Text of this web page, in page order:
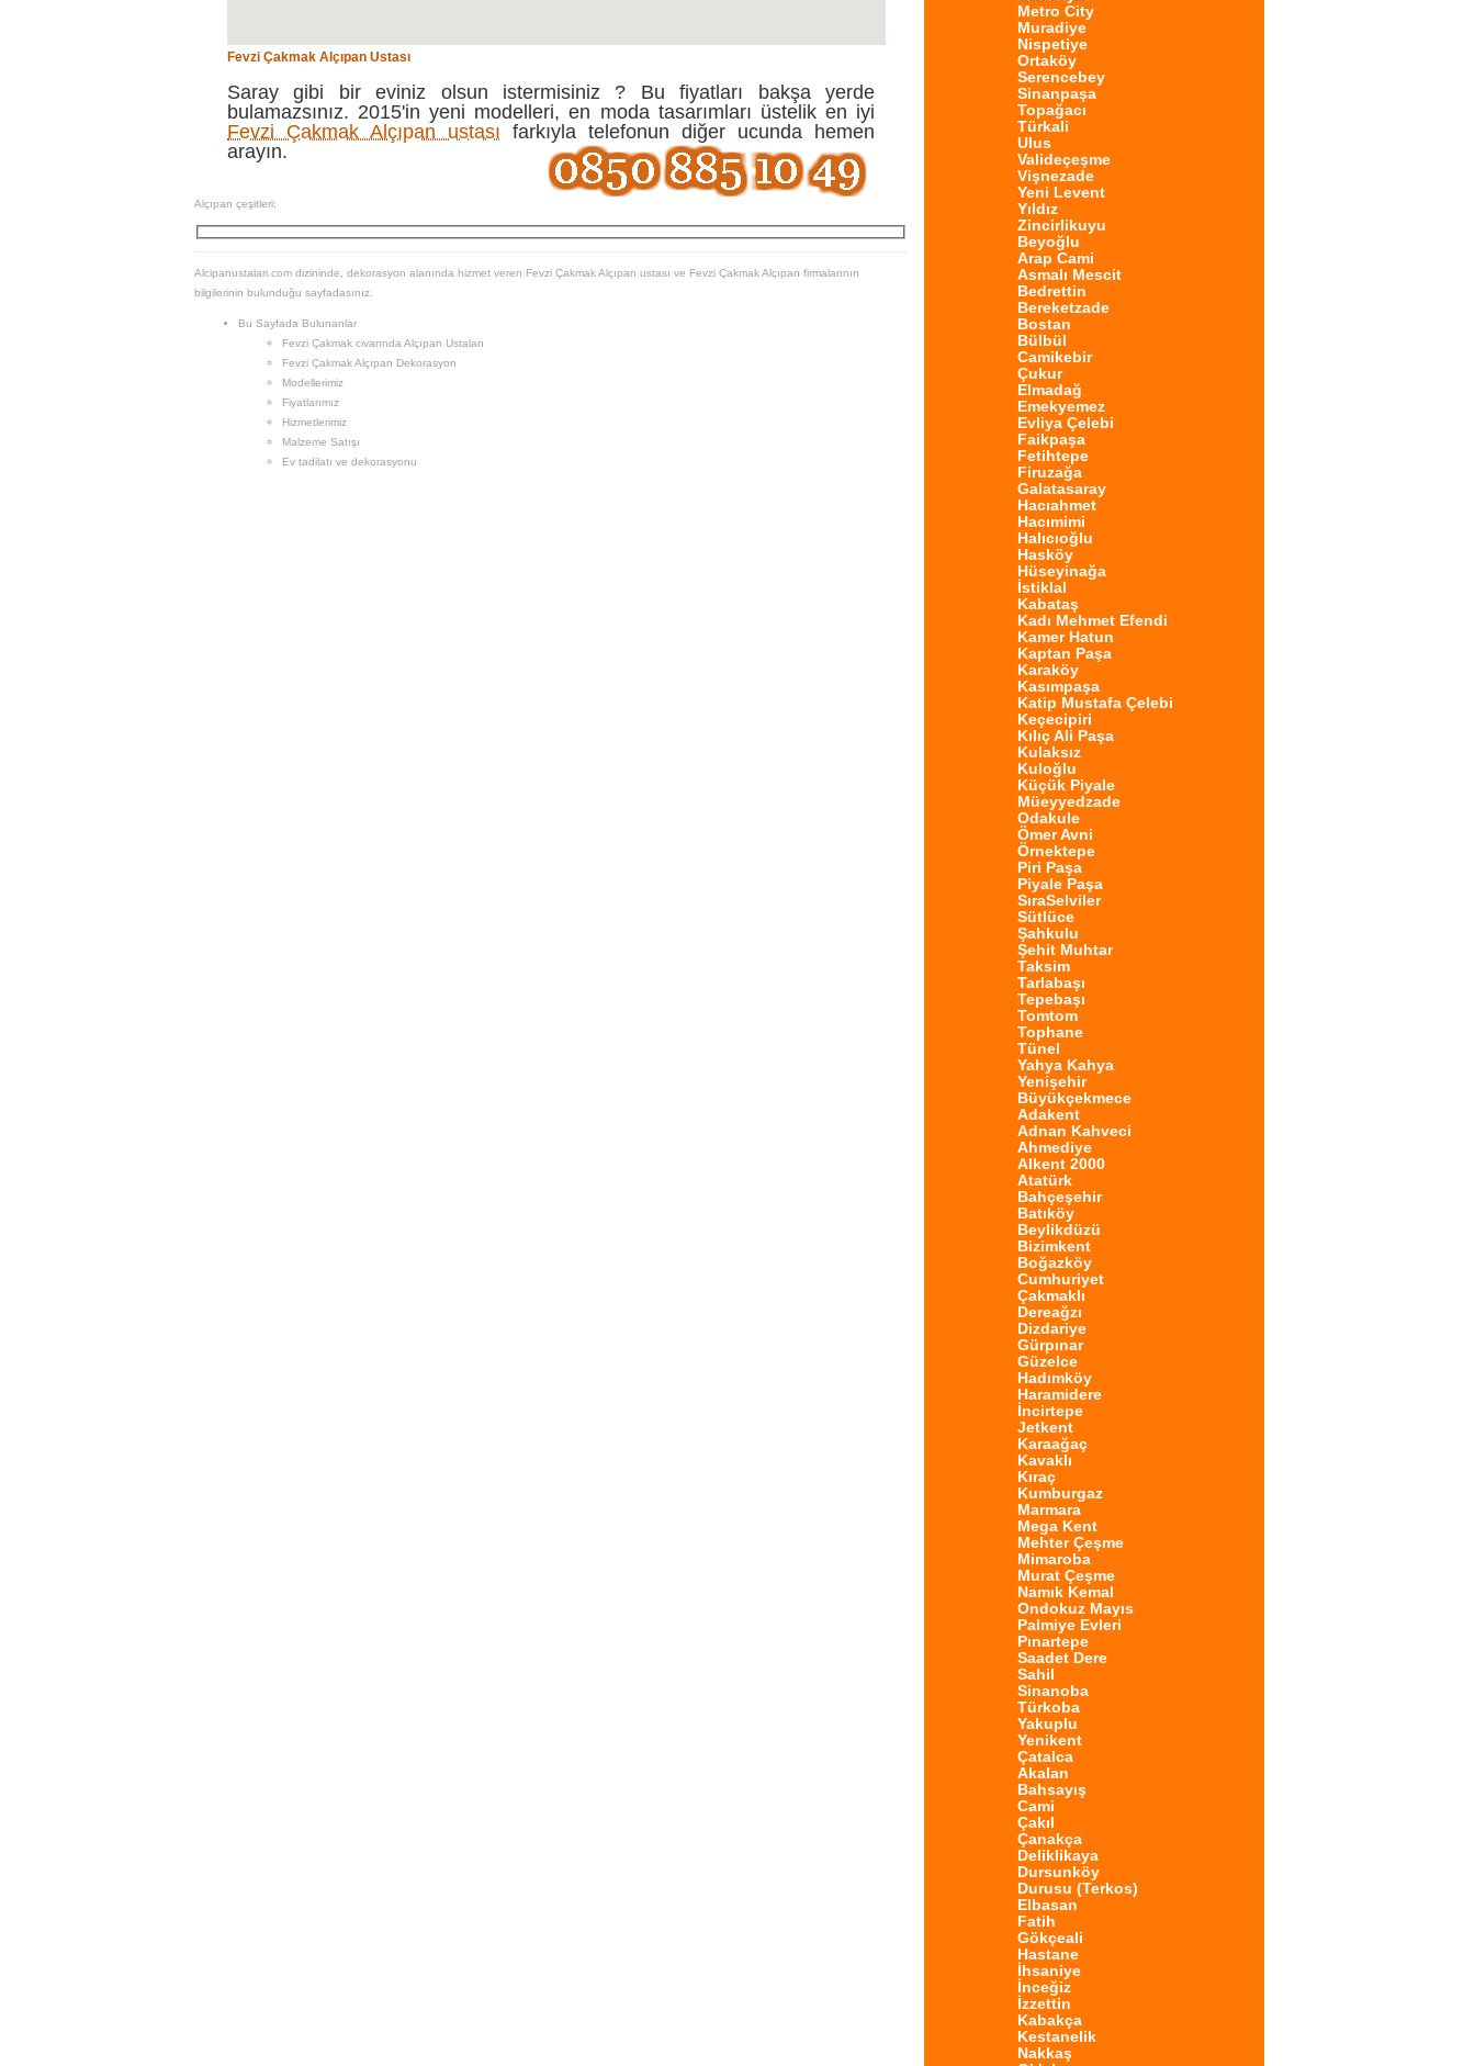
Fevzi Çakmak Alçıpan Ustası
Saray gibi bir eviniz olsun istermisiniz ? Bu fiyatları bakşa yerde
bulamazsınız. 2015'in yeni modelleri, en moda tasarımları üstelik en iyi
Fevzi Çakmak Alçıpan ustası farkıyla telefonun diğer ucunda hemen
arayın.
Alçıpan çeşitleri;
Alcipanustalari.com dizininde, dekorasyon alanında hizmet veren Fevzi Çakmak Alçıpan ustası ve Fevzi Çakmak Alçıpan firmalarının
bilgilerinin bulunduğu sayfadasınız.
Bu Sayfada Bulunanlar
Fevzi Çakmak civarında Alçıpan Ustaları
Fevzi Çakmak Alçıpan Dekorasyon
Modellerimiz
Fiyatlarımız
Hizmetlerimiz
Malzeme Satışı
Ev tadilatı ve dekorasyonu
Metro City
Muradiye
Nispetiye
Ortaköy
Serencebey
Sinanpaşa
Topağacı
Türkali
Ulus
Valideçeşme
Vişnezade
Yeni Levent
Yıldız
Zincirlikuyu
Beyoğlu
Arap Cami
Asmalı Mescit
Bedrettin
Bereketzade
Bostan
Bülbül
Camikebir
Çukur
Elmadağ
Emekyemez
Evliya Çelebi
Faikpaşa
Fetihtepe
Firuzağa
Galatasaray
Hacıahmet
Hacımimi
Halıcıoğlu
Hasköy
Hüseyinağa
İstiklal
Kabataş
Kadı Mehmet Efendi
Kamer Hatun
Kaptan Paşa
Karaköy
Kasımpaşa
Katip Mustafa Çelebi
Keçecipiri
Kılıç Ali Paşa
Kulaksız
Kuloğlu
Küçük Piyale
Müeyyedzade
Odakule
Ömer Avni
Örnektepe
Piri Paşa
Piyale Paşa
SıraSelviler
Sütlüce
Şahkulu
Şehit Muhtar
Taksim
Tarlabaşı
Tepebaşı
Tomtom
Tophane
Tünel
Yahya Kahya
Yenişehir
Büyükçekmece
Adakent
Adnan Kahveci
Ahmediye
Alkent 2000
Atatürk
Bahçeşehir
Batıköy
Beylikdüzü
Bizimkent
Boğazköy
Cumhuriyet
Çakmaklı
Dereağzı
Dizdariye
Gürpınar
Güzelce
Hadımköy
Haramidere
İncirtepe
Jetkent
Karaağaç
Kavaklı
Kıraç
Kumburgaz
Marmara
Mega Kent
Mehter Çeşme
Mimaroba
Murat Çeşme
Namık Kemal
Ondokuz Mayıs
Palmiye Evleri
Pınartepe
Saadet Dere
Sahil
Sinanoba
Türkoba
Yakuplu
Yenikent
Çatalca
Akalan
Bahsayış
Cami
Çakıl
Çanakça
Deliklikaya
Dursunköy
Durusu (Terkos)
Elbasan
Fatih
Gökçeali
Hastane
İhsaniye
İnceğiz
İzzettin
Kabakça
Kestanelik
Nakkaş